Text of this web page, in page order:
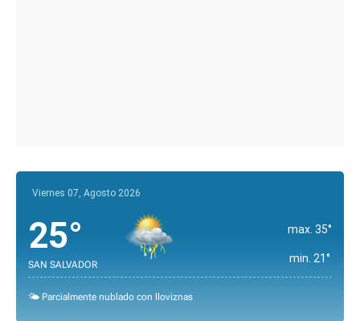
Viernes 07, Agosto 2026
25°
SAN SALVADOR
max. 35°
min. 21°
🌤️ Parcialmente nublado con lloviznas